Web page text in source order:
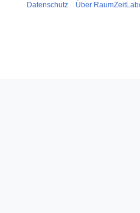
Datenschutz Über